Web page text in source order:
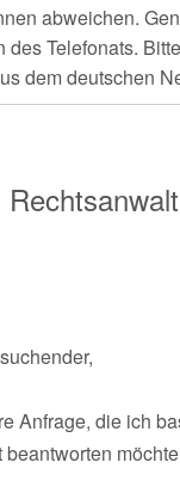
abweichen.
des Telefonats.
dem deutschen
Rechtsanwalt
Anfrage, die ich